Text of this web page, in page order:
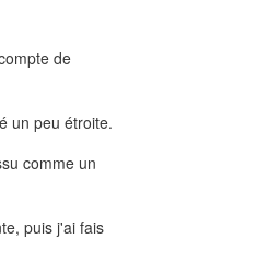
de
un peu étroite.
comme un
puis j'ai fais